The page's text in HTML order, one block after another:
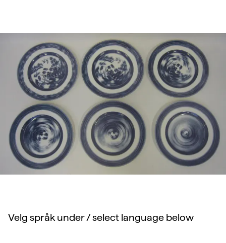
Velg språk under / select language below